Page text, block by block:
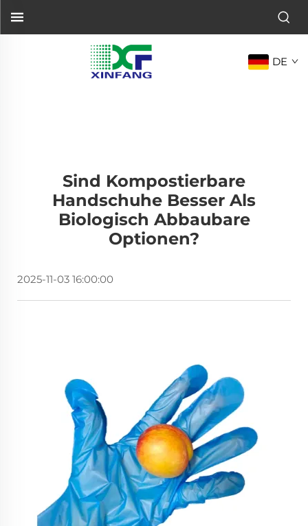
DE
Sind Kompostierbare
Handschuhe Besser Als
Biologisch Abbaubare
Optionen?
2025-11-03 16:00:00